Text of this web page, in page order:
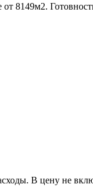
8149м2.
В цену не